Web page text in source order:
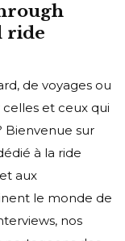
ride
de voyages ou
et ceux qui
Bienvenue sur
à la ride
aux
le monde de
nos